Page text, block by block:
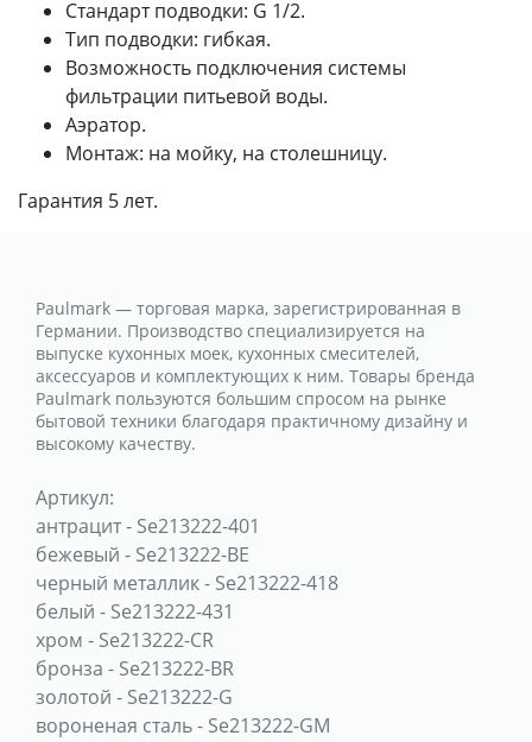
Стандарт подводки: G 1/2.
Тип подводки: гибкая.
Возможность подключения системы
фильтрации питьевой воды.
Аэратор.
Монтаж: на мойку, на столешницу.
Гарантия 5 лет.
Paulmark — торговая марка, зарегистрированная в
Германии. Производство специализируется на
выпуске кухонных моек, кухонных смесителей,
аксессуаров и комплектующих к ним. Товары бренда
Paulmark пользуются большим спросом на рынке
бытовой техники благодаря практичному дизайну и
высокому качеству.
Артикул:
антрацит- Se213222-401
бежевый - Se213222-BE
черный металлик- Se213222-418
белый - Se213222-431
хром - Se213222-CR
бронза - Se213222-BR
золотой - Se213222-G
вороненая сталь- Se213222-GM